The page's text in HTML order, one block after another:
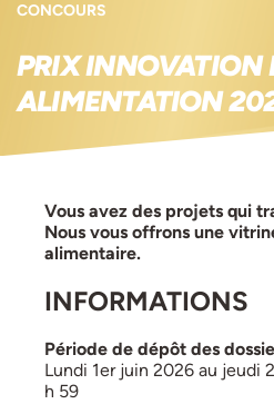
CONCOURS
PRIX INNOVATION
ALIMENTATION
Vous avez des projets qui
Nous vous offrons une
alimentaire.
INFORMATIONS
Période de dépôt des
Lundi 1er juin 2026 au jeudi
h 59